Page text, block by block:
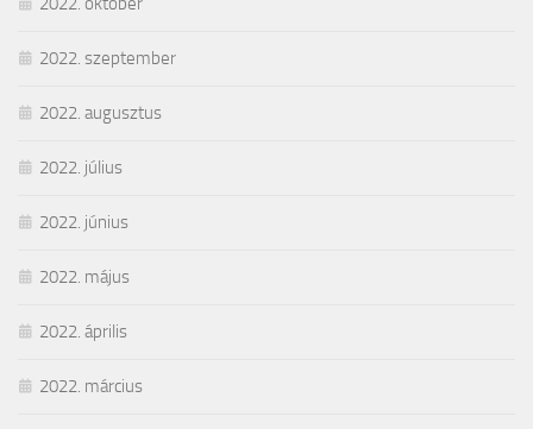
2022. szeptember
2022. augusztus
2022. július
2022. június
2022. május
2022. április
2022. március